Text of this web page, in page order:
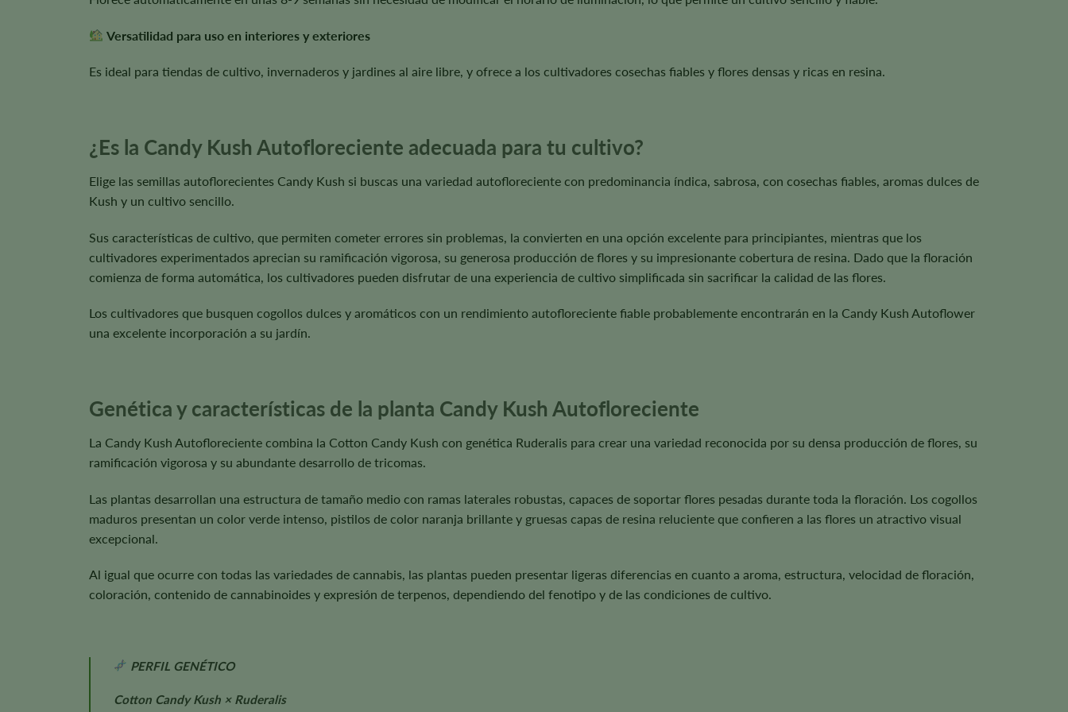
Versatilidad para uso en interiores y exteriores
Es ideal para tiendas de cultivo, invernaderos y jardines al aire libre, y ofrece a los cultivadores cosechas fiables y flores densas y ricas en resina.
¿Es la Candy Kush Autofloreciente adecuada para tu cultivo?
Elige las semillas autoflorecientes Candy Kush si buscas una variedad autofloreciente con predominancia índica, sabrosa, con cosechas fiables, aromas dulces de
Kush y un cultivo sencillo.
Sus características de cultivo, que permiten cometer errores sin problemas, la convierten en una opción excelente para principiantes, mientras que los
cultivadores experimentados aprecian su ramificación vigorosa, su generosa producción de flores y su impresionante cobertura de resina. Dado que la floración
comienza de forma automática, los cultivadores pueden disfrutar de una experiencia de cultivo simplificada sin sacrificar la calidad de las flores.
Los cultivadores que busquen cogollos dulces y aromáticos con un rendimiento autofloreciente fiable probablemente encontrarán en la Candy Kush Autoflower
una excelente incorporación a su jardín.
Genética y características de la planta Candy Kush Autofloreciente
La Candy Kush Autofloreciente combina la Cotton Candy Kush con genética Ruderalis para crear una variedad reconocida por su densa producción de flores, su
ramificación vigorosa y su abundante desarrollo de tricomas.
Las plantas desarrollan una estructura de tamaño medio con ramas laterales robustas, capaces de soportar flores pesadas durante toda la floración. Los cogollos
maduros presentan un color verde intenso, pistilos de color naranja brillante y gruesas capas de resina reluciente que confieren a las flores un atractivo visual
excepcional.
Al igual que ocurre con todas las variedades de cannabis, las plantas pueden presentar ligeras diferencias en cuanto a aroma, estructura, velocidad de floración,
coloración, contenido de cannabinoides y expresión de terpenos, dependiendo del fenotipo y de las condiciones de cultivo.
PERFIL GENÉTICO
Cotton Candy Kush × Ruderalis